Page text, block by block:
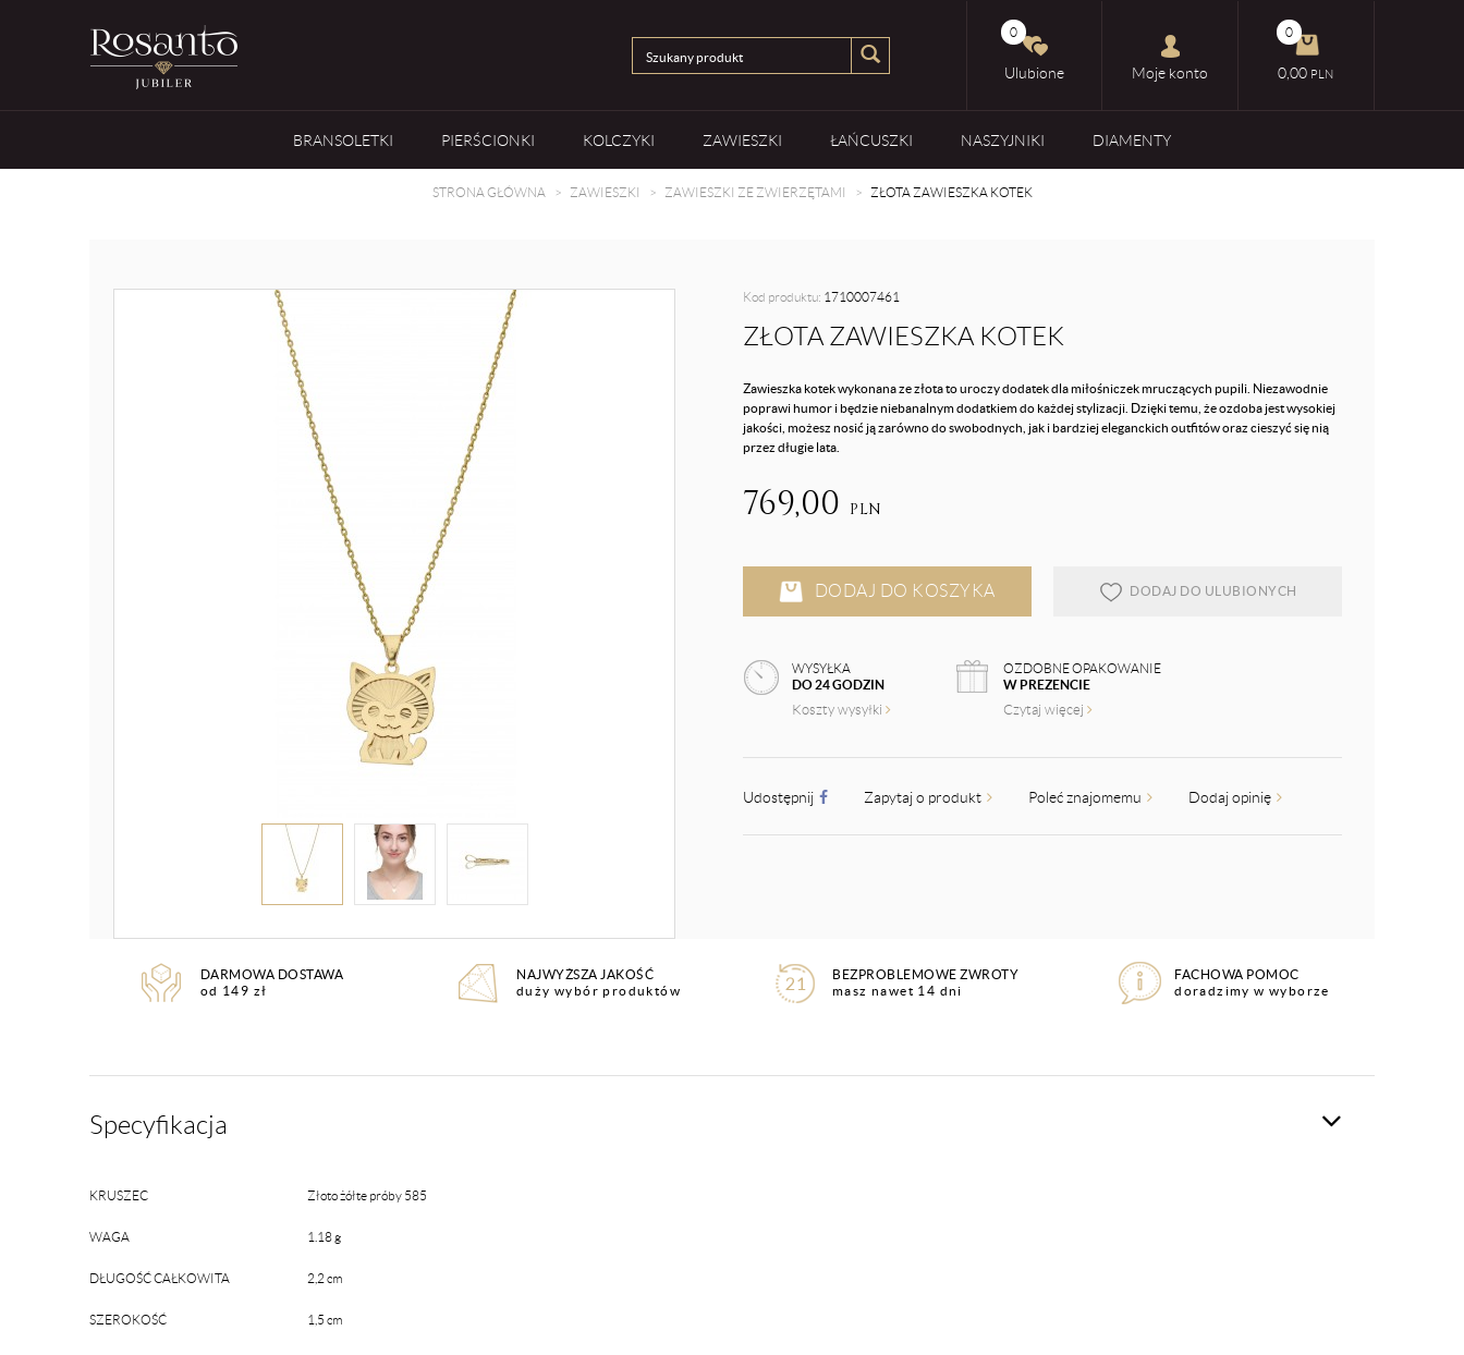
0
Ulubione Moje konto
0
0,00 PLN
BRANSOLETKI PIERŚCIONKI KOLCZYKI ZAWIESZKI ŁAŃCUSZKI NASZYJNIKI DIAMENTY
STRONA GŁÓWNA ZAWIESZKI ZAWIESZKI ZE ZWIERZĘTAMI ZŁOTA ZAWIESZKA KOTEK
Kod produktu: 1710007461
ZŁOTA ZAWIESZKA KOTEK
Zawieszka kotek wykonana ze złota to uroczy dodatek dla miłośniczek mruczących pupili. Niezawodnie
poprawi humor i będzie niebanalnym dodatkiem do każdej stylizacji. Dzięki temu, że ozdoba jest wysokiej
jakości, możesz nosić ją zarówno do swobodnych, jak i bardziej eleganckich outfitów oraz cieszyć się nią
przez długie lata.
769,00 PLN
DODAJ DO KOSZYKA DODAJ DO ULUBIONYCH
WYSYŁKA
DO 24 GODZIN
Koszty wysyłki
OZDOBNE OPAKOWANIE
W PREZENCIE
Czytaj więcej
Udostępnij Zapytaj o produkt Poleć znajomemu Dodaj opinię
DARMOWA DOSTAWA
od 149 zł
NAJWYŻSZA JAKOŚĆ
duży wybór produktów
BEZPROBLEMOWE ZWROTY
masz nawet 14 dni
FACHOWA POMOC
doradzimy w wyborze
Specyfikacja
KRUSZEC Złoto żółte próby 585
WAGA 1.18 g
DŁUGOŚĆ CAŁKOWITA 2,2 cm
SZEROKOŚĆ 1,5 cm